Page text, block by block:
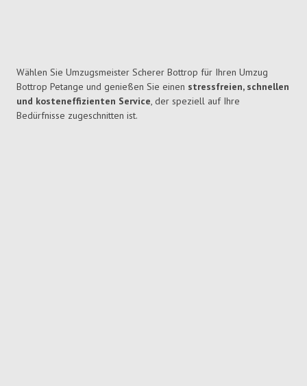
Wählen Sie Umzugsmeister Scherer Bottrop für Ihren Umzug
Bottrop Petange und genießen Sie einen stressfreien, schnellen
und kosteneffizienten Service, der speziell auf Ihre
Bedürfnisse zugeschnitten ist.